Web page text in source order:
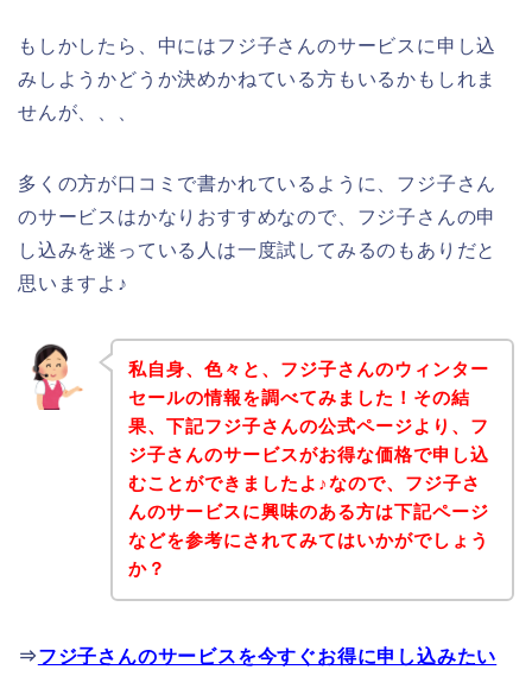
もしかしたら、中にはフジ子さんのサービスに申し込
みしようかどうか決めかねている方もいるかもしれま
せんが、、、
多くの方が口コミで書かれているように、フジ子さん
のサービスはかなりおすすめなので、フジ子さんの申
し込みを迷っている人は一度試してみるのもありだと
思いますよ♪
私自身、色々と、フジ子さんのウィンター
セールの情報を調べてみました！その結
果、下記フジ子さんの公式ページより、フ
ジ子さんのサービスがお得な価格で申し込
むことができましたよ♪なので、フジ子さ
んのサービスに興味のある方は下記ページ
などを参考にされてみてはいかがでしょう
か？
⇒フジ子さんのサービスを今すぐお得に申し込みたい